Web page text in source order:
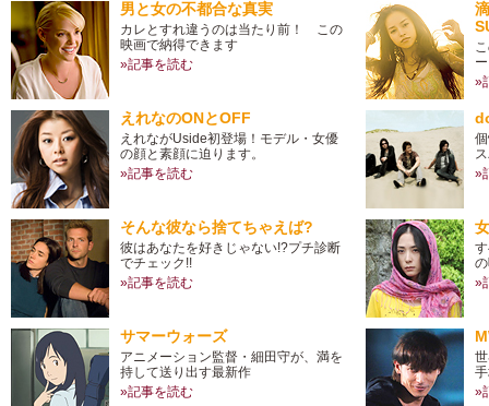
男と女の不都合な真実
カレとすれ違うのは当たり前！ この
映画で納得できます
»記事を読む
»
えれなのONとOFF
えれながUside初登場！モデル・女優
の顔と素顔に迫ります。
»記事を読む
»
そんな彼なら捨てちゃえば?
彼はあなたを好きじゃない!?プチ診断
でチェック!!
»記事を読む
»
サマーウォーズ
アニメーション監督・細田守が、満を
持して送り出す最新作
»記事を読む
»